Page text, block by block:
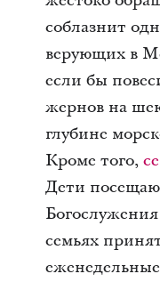
соблазнит
верующих в
если бы
жернов на
глубине
Кроме того,
Дети
семьях
еженедельные